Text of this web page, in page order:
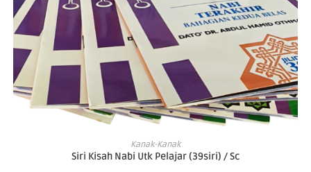
ADD TO BASKET
Kanak-Kanak
Siri Kisah Nabi Utk Pelajar (39siri) / Sc